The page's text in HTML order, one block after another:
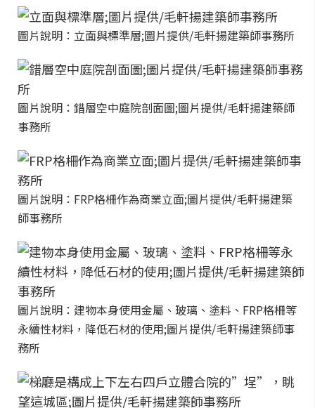
圖片說明：立面與標準層;圖片提供/毛軒揚建築師事務所
圖片說明：錯層空中庭院剖面圖;圖片提供/毛軒揚建築師
事務所
圖片說明：FRP格柵作為商業立面;圖片提供/毛軒揚建築
師事務所
圖片說明：建物本身使用金屬、玻璃、塗料、FRP格柵等
永續性材料，降低石材的使用;圖片提供/毛軒揚建築師事
務所